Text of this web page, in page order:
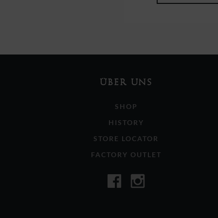
ÜBER UNS
SHOP
HISTORY
STORE LOCATOR
FACTORY OUTLET